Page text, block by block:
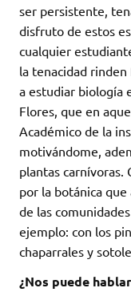
ser persistente,
disfruto de estos
cualquier
la tenacidad
a estudiar biología
Flores, que en
Académico de la
motivándome,
plantas carnívoras.
por la botánica
de las
ejemplo: con los
chaparrales y
¿Nos puede